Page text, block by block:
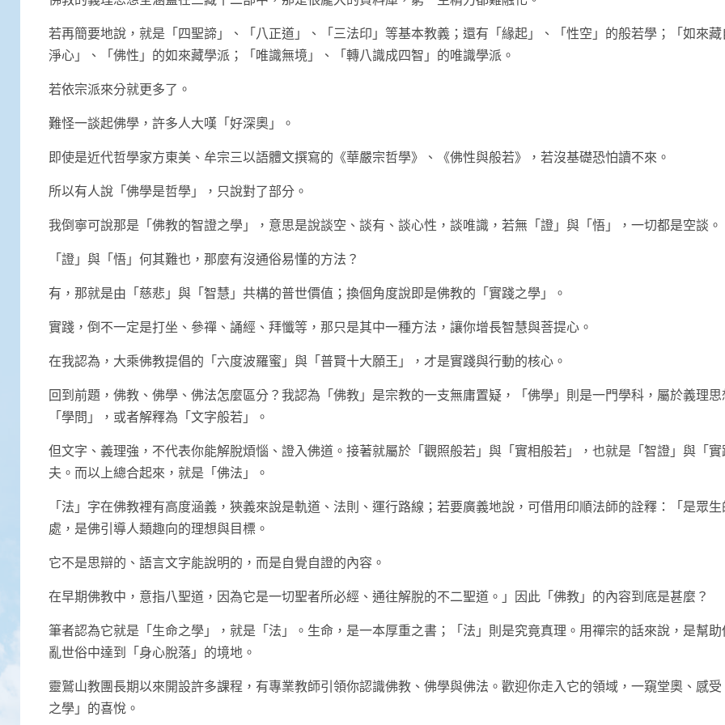
若再簡要地說，就是「四聖諦」、「八正道」、「三法印」等基本教義；還有「緣起」、「性空」的般若學；「如來藏
淨心」、「佛性」的如來藏學派；「唯識無境」、「轉八識成四智」的唯識學派。
若依宗派來分就更多了。
難怪一談起佛學，許多人大嘆「好深奧」。
即使是近代哲學家方東美、牟宗三以語體文撰寫的《華嚴宗哲學》、《佛性與般若》，若沒基礎恐怕讀不來。
所以有人說「佛學是哲學」，只說對了部分。
我倒寧可說那是「佛教的智證之學」，意思是說談空、談有、談心性，談唯識，若無「證」與「悟」，一切都是空談。
「證」與「悟」何其難也，那麼有沒通俗易懂的方法？
有，那就是由「慈悲」與「智慧」共構的普世價值；換個角度說即是佛教的「實踐之學」。
實踐，倒不一定是打坐、參禪、誦經、拜懺等，那只是其中一種方法，讓你增長智慧與菩提心。
在我認為，大乘佛教提倡的「六度波羅蜜」與「普賢十大願王」，才是實踐與行動的核心。
回到前題，佛教、佛學、佛法怎麼區分？我認為「佛教」是宗教的一支無庸置疑，「佛學」則是一門學科，屬於義理思
「學問」，或者解釋為「文字般若」。
但文字、義理強，不代表你能解脫煩惱、證入佛道。接著就屬於「觀照般若」與「實相般若」，也就是「智證」與「實
夫。而以上總合起來，就是「佛法」。
「法」字在佛教裡有高度涵義，狹義來說是軌道、法則、運行路線；若要廣義地說，可借用印順法師的詮釋：「是眾
處，是佛引導人類趣向的理想與目標。
它不是思辯的、語言文字能說明的，而是自覺自證的內容。
在早期佛教中，意指八聖道，因為它是一切聖者所必經、通往解脫的不二聖道。」因此「佛教」的內容到底是甚麼？
筆者認為它就是「生命之學」，就是「法」。生命，是一本厚重之書；「法」則是究竟真理。用禪宗的話來說，是幫助
亂世俗中達到「身心脫落」的境地。
靈鷲山教團長期以來開設許多課程，有專業教師引領你認識佛教、佛學與佛法。歡迎你走入它的領域，一窺堂奧、感
之學」的喜悅。